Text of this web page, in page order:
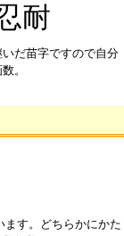
耐
だ苗字ですので自分
。
す。どちらかにかた